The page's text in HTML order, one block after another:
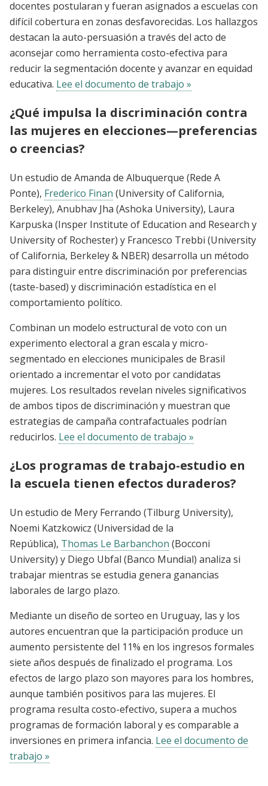
docentes postularan y fueran asignados a escuelas con
difícil cobertura en zonas desfavorecidas. Los hallazgos
destacan la auto-persuasión a través del acto de
aconsejar como herramienta costo-efectiva para
reducir la segmentación docente y avanzar en equidad
educativa. Lee el documento de trabajo »
¿Qué impulsa la discriminación contra
las mujeres en elecciones—preferencias
o creencias?
Un estudio de Amanda de Albuquerque (Rede A
Ponte), Frederico Finan (University of California,
Berkeley), Anubhav Jha (Ashoka University), Laura
Karpuska (Insper Institute of Education and Research y
University of Rochester) y Francesco Trebbi (University
of California, Berkeley & NBER) desarrolla un método
para distinguir entre discriminación por preferencias
(taste-based) y discriminación estadística en el
comportamiento político.
Combinan un modelo estructural de voto con un
experimento electoral a gran escala y micro-
segmentado en elecciones municipales de Brasil
orientado a incrementar el voto por candidatas
mujeres. Los resultados revelan niveles significativos
de ambos tipos de discriminación y muestran que
estrategias de campaña contrafactuales podrían
reducirlos. Lee el documento de trabajo »
¿Los programas de trabajo-estudio en
la escuela tienen efectos duraderos?
Un estudio de Mery Ferrando (Tilburg University),
Noemi Katzkowicz (Universidad de la
República), Thomas Le Barbanchon (Bocconi
University) y Diego Ubfal (Banco Mundial) analiza si
trabajar mientras se estudia genera ganancias
laborales de largo plazo.
Mediante un diseño de sorteo en Uruguay, las y los
autores encuentran que la participación produce un
aumento persistente del 11% en los ingresos formales
siete años después de finalizado el programa. Los
efectos de largo plazo son mayores para los hombres,
aunque también positivos para las mujeres. El
programa resulta costo-efectivo, supera a muchos
programas de formación laboral y es comparable a
inversiones en primera infancia. Lee el documento de
trabajo »